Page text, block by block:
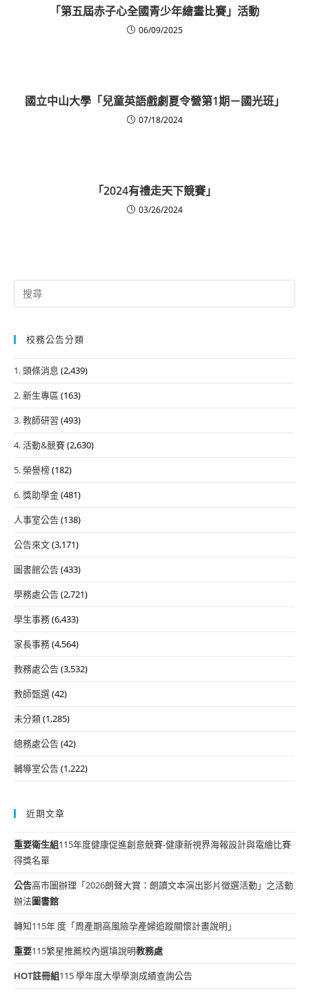
「第五屆赤子心全國青少年繪畫比賽」活動
06/09/2025
國立中山大學「兒童英語戲劇夏令營第1期－國光班」
07/18/2024
「2024有禮走天下競賽」
03/26/2024
Search
for:
校務公告分類
1. 頭條消息 (2,439)
2. 新生專區 (163)
3. 教師研習 (493)
4. 活動&競賽(2,630)
5. 榮譽榜(182)
6. 獎助學金(481)
人事室公告(138)
公告來文(3,171)
圖書館公告(433)
學務處公告(2,721)
學生事務(6,433)
家長事務(4,564)
教務處公告(3,532)
教師甄選(42)
未分類(1,285)
總務處公告(42)
輔導室公告(1,222)
近期文章
重要衛生組115年度健康促進創意競賽-健康新視界海報設計與電繪比賽
得獎名單
公告高市圖辦理「2026朗聲大賞：朗讀文本演出影片徵選活動」之活動
辦法圖書館
轉知115年 度「周產期高風險孕產婦追蹤關懷計畫說明」
重要115繁星推薦校內選填說明教務處
HOT註冊組115 學年度大學學測成績查詢公告